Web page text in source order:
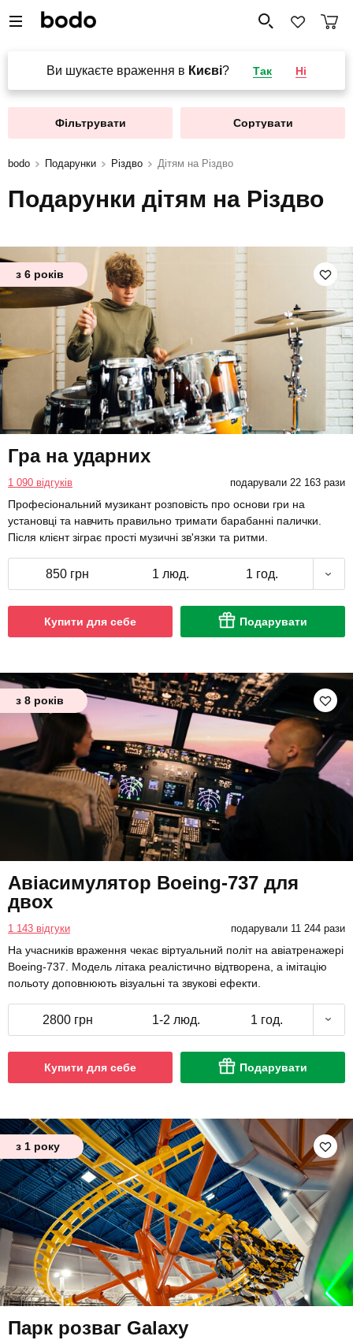
Ви шукаєте враження в Києві? Так Ні
Фільтрувати Сортувати
bodo Подарунки Різдво Дітям на Різдво
Подарунки дітям на Різдво
з 6 років
Гра на ударних
1 090 відгуків подарували 22 163 рази
Професіональний музикант розповість про основи гри на
установці та навчить правильно тримати барабанні палички.
Після клієнт зіграє прості музичні зв'язки та ритми.
850 грн 1 люд. 1 год.
Купити для себе Подарувати
з 8 років
Авіасимулятор Boeing-737 для
двох
1 143 відгуки подарували 11 244 рази
На учасників враження чекає віртуальний політ на авіатренажері
Boeing-737. Модель літака реалістично відтворена, а імітацію
польоту доповнюють візуальні та звукові ефекти.
2800 грн 1-2 люд. 1 год.
Купити для себе Подарувати
з 1 року
Парк розваг Galaxy